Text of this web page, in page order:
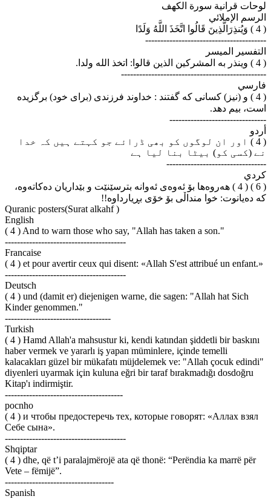
لوحات قرانية سورة الكهف
الرسم الإملائي
( 4 ) وَيُنذِرَالَّذِينَ قَالُوا اتَّخَذَ اللَّهُ وَلَدًا
----------------------------------------
التفسير الميسر
( 4 ) وينذر به المشركين الذين قالوا: اتخذ الله ولدا.
------------------------------------------------
فارسي
( 4 ) و (نیز) کسانی که گفتند : خداوند فرزندی (برای خود) برگزیده
است، بیم دهد.
--------------------------------
أردو
( 4 ) اور ان لوگوں کو بھی ڈرائے جو کہتے ہیں کہ خدا
نے (کسی کو) بیٹا بنا لیا ہے
---------------------------------
كردي
( 6 ) ( 4 ) هه‌روه‌ها بۆ ئه‌وه‌ی ئه‌وانه بترسێنێت و بێداریان ده‌کاته‌وه‌،
که ده‌یانوت: خوا منداڵی بۆ خۆی بڕیارداوه‌!!
Quranic posters(Surat alkahf )
English
( 4 ) And to warn those who say, "Allah has taken a son."
----------------------------------------
Francaise
( 4 ) et pour avertir ceux qui disent: «Allah S'est attribué un enfant.»
----------------------------------------
Deutsch
( 4 ) und (damit er) diejenigen warne, die sagen: "Allah hat Sich
Kinder genommen."
-----------------------------------
Turkish
( 4 ) Hamd Allah'a mahsustur ki, kendi katından şiddetli bir baskını
haber vermek ve yararlı iş yapan müminlere, içinde temelli
kalacakları güzel bir mükafatı müjdelemek ve: "Allah çocuk edindi"
diyenleri uyarmak için kuluna eğri bir taraf bırakmadığı dosdoğru
Kitap'ı indirmiştir.
---------------------------------------
pocnho
( 4 ) и чтобы предостеречь тех, которые говорят: «Аллах взял
Себе сына».
----------------------------------------
Shqiptar
( 4 ) dhe, që t’i paralajmërojë ata që thonë: “Perëndia ka marrë për
Vete – fëmijë”.
------------------------------------
Spanish